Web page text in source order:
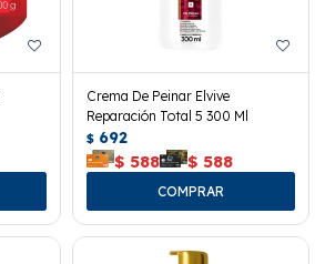
Crema De Peinar Elvive
Reparación Total 5 300 Ml
$ 692
$ 588 $ 588